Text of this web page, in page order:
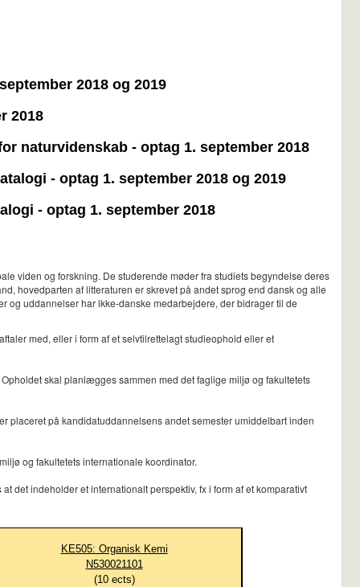
2018 og 2019
2018
naturvidenskab - optag 1. september 2018
- optag 1. september 2018 og 2019
- optag 1. september 2018
viden og forskning. De studerende møder fra studiets begyndelse deres
hovedparten af litteraturen er skrevet på andet sprog end dansk og alle
og uddannelser har ikke-danske medarbejdere, der bidrager til de
med, eller i form af et selvtilrettelagt studieophold eller et
skal planlægges sammen med det faglige miljø og fakultetets
placeret på kandidatuddannelsens andet semester umiddelbart inden
og fakultetets internationale koordinator.
det indeholder et internationalt perspektiv, fx i form af et komparativt
KE505: Organisk Kemi
N530021101
(10ects)